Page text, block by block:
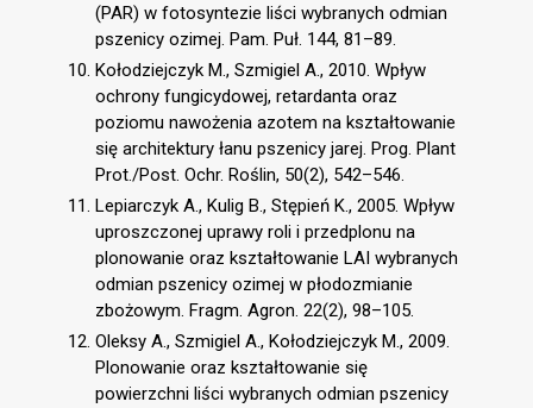
(PAR) w fotosyntezie liści wybranych odmian
pszenicy ozimej. Pam. Puł. 144, 81–89.
Kołodziejczyk M., Szmigiel A., 2010. Wpływ
ochrony fungicydowej, retardanta oraz
poziomu nawożenia azotem na kształtowanie
się architektury łanu pszenicy jarej. Prog. Plant
Prot./Post. Ochr. Roślin, 50(2), 542–546.
Lepiarczyk A., Kulig B., Stępień K., 2005. Wpływ
uproszczonej uprawy roli i przedplonu na
plonowanie oraz kształtowanie LAI wybranych
odmian pszenicy ozimej w płodozmianie
zbożowym. Fragm. Agron. 22(2), 98–105.
Oleksy A., Szmigiel A., Kołodziejczyk M., 2009.
Plonowanie oraz kształtowanie się
powierzchni liści wybranych odmian pszenicy